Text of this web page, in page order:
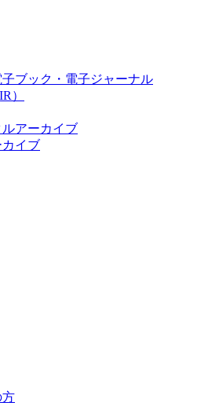
ブック・電子ジャーナル
）
アーカイブ
イブ
方